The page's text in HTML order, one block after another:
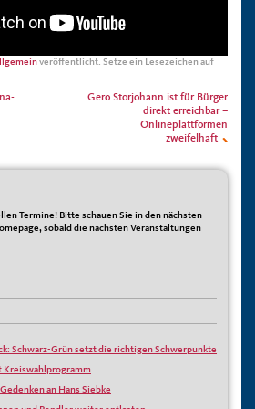
veröffentlicht. Setze ein Lesezeichen auf
Gero Storjohann ist für Bürger
direkt erreichbar –
Onlineplattformen
zweifelhaft
Termine! Bitte schauen Sie in den nächsten
sobald die nächsten Veranstaltungen
Schwarz-Grün setzt die richtigen Schwerpunkte
Kreiswahlprogramm
an Hans Siebke